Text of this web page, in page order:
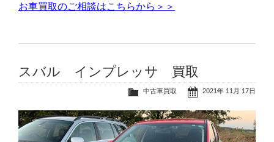
お車買取のご相談はこちらから＞＞
スバル インプレッサ 買取
2021年 11月 17日
中古車買取